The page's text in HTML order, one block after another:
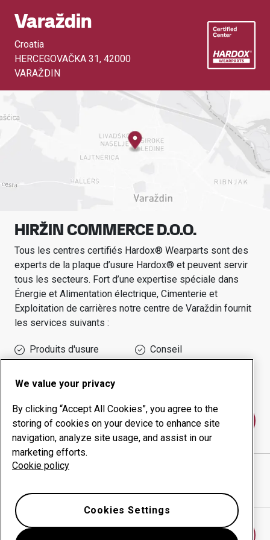
Varaždin
Croatia
HERCEGOVAČKA 31, 42000
VARAŽDIN
HIRŽIN COMMERCE D.O.O.
Tous les centres certifiés Hardox® Wearparts sont des
experts de la plaque d’usure Hardox® et peuvent servir
tous les secteurs. Fort d’une expertise spéciale dans
Énergie et Alimentation électrique, Cimenterie et
Exploitation de carrières notre centre de Varaždin fournit
les services suivants :
Produits d'usure
Conseil
disponibilité
Contactez-nous
HIRŽIN COMMERCE D.O.O.
We value your privacy
By clicking “Accept All Cookies”, you agree to the
storing of cookies on your device to enhance site
navigation, analyze site usage, and assist in our
marketing efforts.
Cookie policy
Cookies Settings